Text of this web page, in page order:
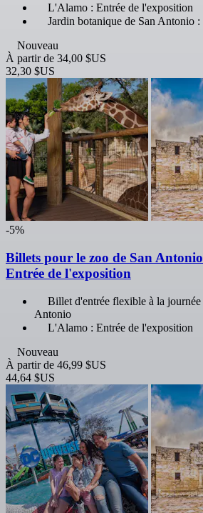
L'Alamo : Entrée de l'exposition
Jardin botanique de San Antonio
Nouveau
À partir de 34,00 $US
32,30 $US
-5%
Billets pour le zoo de San
Entrée de l'exposition
Billet d'entrée flexible à la journée
Antonio
L'Alamo : Entrée de l'exposition
Nouveau
À partir de 46,99 $US
44,64 $US